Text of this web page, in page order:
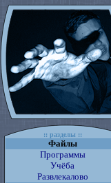
:: разделы ::
Файлы
Программы
Учёба
Развлекалово